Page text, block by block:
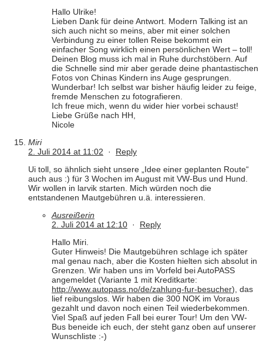
Hallo Ulrike!
Lieben Dank für deine Antwort. Modern Talking ist an
sich auch nicht so meins, aber mit einer solchen
Verbindung zu einer tollen Reise bekommt ein
einfacher Song wirklich einen persönlichen Wert – toll!
Deinen Blog muss ich mal in Ruhe durchstöbern. Auf
die Schnelle sind mir aber gerade deine phantastischen
Fotos von Chinas Kindern ins Auge gesprungen.
Wunderbar! Ich selbst war bisher häufig leider zu feige,
fremde Menschen zu fotografieren.
Ich freue mich, wenn du wider hier vorbei schaust!
Liebe Grüße nach HH,
Nicole
Miri
2. Juli 2014 at 11:02 · Reply
Ui toll, so ähnlich sieht unsere „Idee einer geplanten Route“
auch aus :) für 3 Wochen im August mit VW-Bus und Hund.
Wir wollen in larvik starten. Mich würden noch die
entstandenen Mautgebühren u.ä. interessieren.
Ausreißerin
2. Juli 2014 at 12:10 · Reply
Hallo Miri.
Guter Hinweis! Die Mautgebühren schlage ich später
mal genau nach, aber die Kosten hielten sich absolut in
Grenzen. Wir haben uns im Vorfeld bei AutoPASS
angemeldet (Variante 1 mit Kreditkarte:
http://www.autopass.no/de/zahlung-fur-besucher), das
lief reibungslos. Wir haben die 300 NOK im Voraus
gezahlt und davon noch einen Teil wiederbekommen.
Viel Spaß auf jeden Fall bei eurer Tour! Um den VW-
Bus beneide ich euch, der steht ganz oben auf unserer
Wunschliste :-)